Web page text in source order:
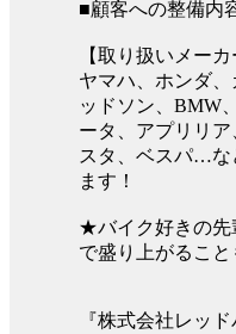
■顧客への整備内
【取り扱いメーカ
ヤマハ、ホンダ
ッドソン、BMW
ータ、アプリリ
スタ、ベスパ…な
ます！
★バイク好きの先
で盛り上がるこ
『株式会社レッ